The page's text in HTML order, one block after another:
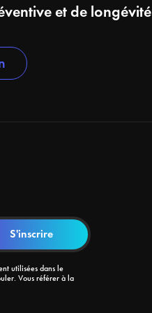
et de longévité
utilisées dans le
Vous référer à la